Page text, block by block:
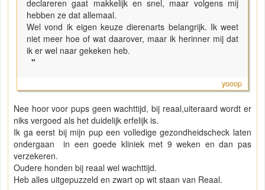
declareren gaat makkelijk en snel, maar volgens mij
hebben ze dat allemaal.
Wel vond ik eigen keuze dierenarts belangrijk. Ik weet
niet meer hoe of wat daarover, maar ik herinner mij dat
ik er wel naar gekeken heb.
"
yooop
Nee hoor voor pups geen wachttijd, bij reaal,uiteraard wordt er
niks vergoed als het duidelijk erfelijk is.
Ik ga eerst bij mijn pup een volledige gezondheidscheck laten
ondergaan in een goede kliniek met 9 weken en dan pas
verzekeren.
Oudere honden bij reaal wel wachttijd.
Heb alles uitgepuzzeld en zwart op wit staan van Reaal.